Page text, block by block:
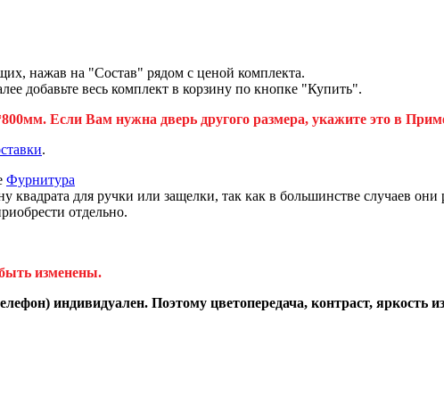
нажав на "Состав" рядом с ценой комплекта.
добавьте весь комплект в корзину по кнопке "Купить".
Если Вам нужна дверь другого размера, укажите это в
.
Фурнитура
для ручки или защелки, так как в большинстве случаев они
отдельно.
изменены.
индивидуален. Поэтому цветопередача, контраст, яркость